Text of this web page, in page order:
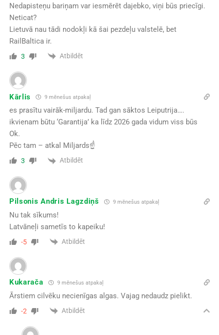
Nedapisteņu bariņam var iesmērēt dajebko, viņi būs priecīgi.
Neticat?
Lietuvā nau tādi nodokļi kā šai pezdeļu valstelē, bet
RailBaltica ir.
3 Atbildēt
Kārlis 9 mēnešus atpakaļ
es prasītu vairāk-miljardu. Tad gan sāktos Leiputrija….
ikvienam būtu ‘Garantija’ ka līdz 2026 gada vidum viss būs
Ok.
Pēc tam – atkal Miljards☝️
3 Atbildēt
Pilsonis Andris Lagzdiņš 9 mēnešus atpakaļ
Nu tak sīkums!
Latvāneļi sametīs to kapeiku!
-5 Atbildēt
Kukarača 9 mēnešus atpakaļ
Ārstiem cilvēku necienīgas algas. Vajag nedaudz pielikt.
-2 Atbildēt